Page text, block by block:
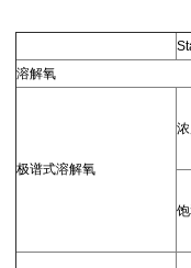
溶解氧
极谱式溶解氧